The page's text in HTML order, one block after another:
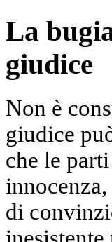
La
giudice
Non è
giudice
che le
di